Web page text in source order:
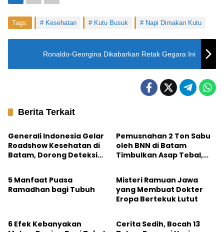
Tags: Kesehatan Kutu Busuk Napi Dimakan Kutu
Ronaldo-Georgina Dikabarkan Retak Gegara Ini
Berita Terkait
Kesehatan
Generali Indonesia Gelar
Roadshow Kesehatan di
Batam, Dorong Deteksi
Pemusnahan 2 Ton Sabu
oleh BNN di Batam
Timbulkan Asap Tebal,
Kesehatan
5 Manfaat Puasa
Ramadhan bagi Tubuh
Nusantara
Misteri Ramuan Jawa
yang Membuat Dokter
Eropa Bertekuk Lutut
6 Efek Kebanyakan
Kesehatan
Cerita Sedih, Bocah 13